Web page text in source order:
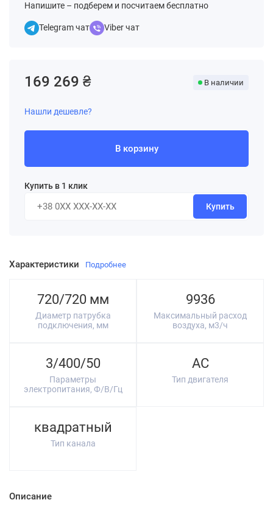
Напишите – подберем и посчитаем бесплатно
Telegram чат Viber чат
Характеристики Подробнее
720/720 мм
Диаметр патрубка
подключения, мм
9936
Максимальный расход
воздуха, м3/ч
3/400/50
Параметры
электропитания, Ф/В/Гц
AC
Тип двигателя
квадратный
Тип канала
Описание
169 269 ₴ В наличии
Нашли дешевле?
В корзину
Купить в 1 клик
Купить